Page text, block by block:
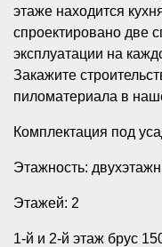
этаже находится
спроектировано две
эксплуатации на
Закажите
пиломатериала в
Комплектация под
Этажность:
Этажей: 2
1-й и 2-й этаж брус